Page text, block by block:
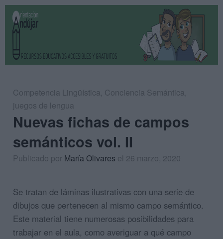
Competencia Lingüística, Conciencia Semántica,
juegos de lengua
Nuevas fichas de campos
semánticos vol. II
Publicado por María Olivares el 26 marzo, 2020
Se tratan de láminas ilustrativas con una serie de
dibujos que pertenecen al mismo campo semántico.
Este material tiene numerosas posibilidades para
trabajar en el aula, como averiguar a qué campo